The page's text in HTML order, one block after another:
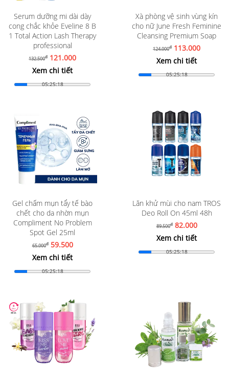
Serum dưỡng mi dài dày
cong chắc khỏe Eveline 8 B
1 Total Action Lash Therapy
professional
132.500đ 121.000
Xem chi tiết
05:25:16
Xà phòng vệ sinh vùng kín
cho nữ June Fresh Feminine
Cleansing Premium Soap
124.000đ 113.000
Xem chi tiết
05:25:16
Gel chấm mụn tẩy tế bào
chết cho da nhờn mụn
Compliment No Problem
Spot Gel 25ml
65.000đ59.500
Xem chi tiết
05:25:16
Lăn khử mùi cho nam TROS
Deo Roll On 45ml 48h
89.500đ82.000
Xem chi tiết
05:25:16